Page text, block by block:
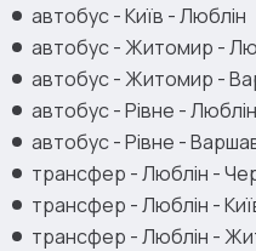
автобус - Київ - Люблін
автобус - Житомир -
автобус - Житомир -
автобус - Рівне - Люблін
автобус - Рівне -
трансфер - Люблін -
трансфер - Люблін -
трансфер - Люблін -